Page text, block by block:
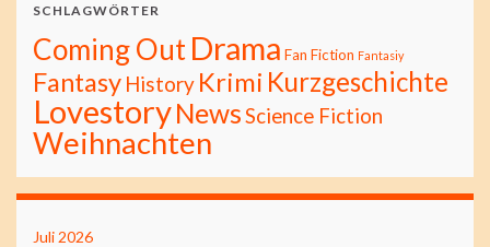
SCHLAGWÖRTER
Coming OutDrama Fan Fiction Fantasiy
Fantasy History Krimi Kurzgeschichte
LovestoryNewsScience Fiction
Weihnachten
Juli 2026